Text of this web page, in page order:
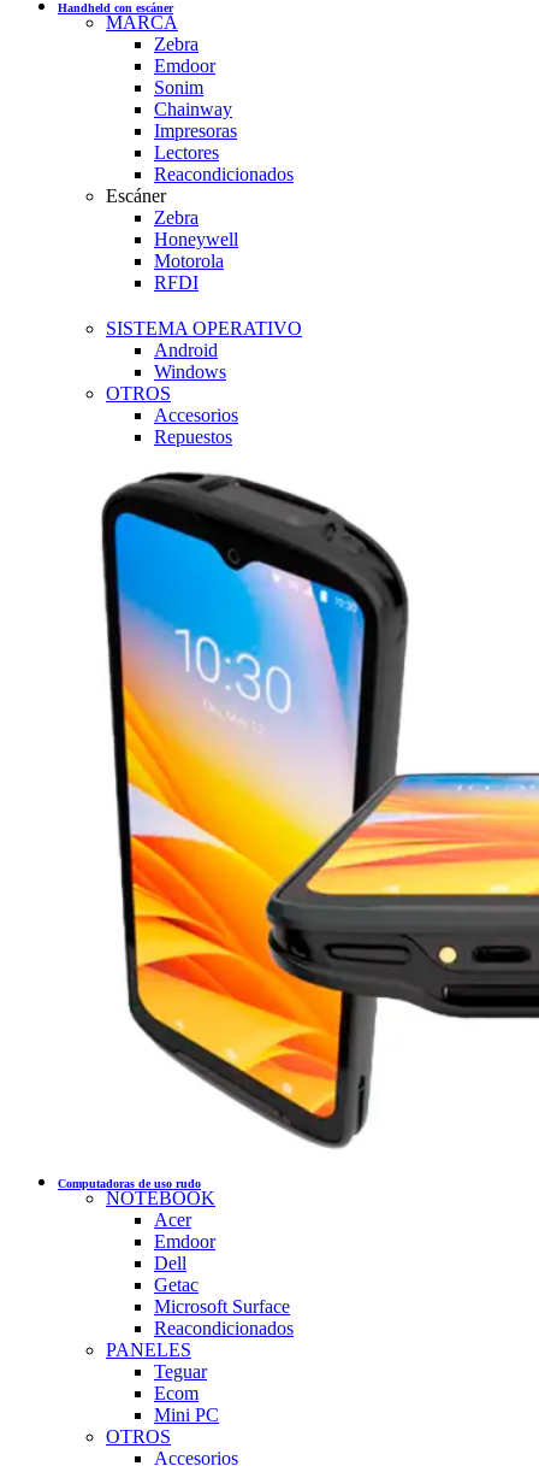
Handheld con escáner
MARCA
Zebra
Emdoor
Sonim
Chainway
Impresoras
Lectores
Reacondicionados
Escáner
Zebra
Honeywell
Motorola
RFDI
SISTEMA OPERATIVO
Android
Windows
OTROS
Accesorios
Repuestos
Computadoras de uso rudo
NOTEBOOK
Acer
Emdoor
Dell
Getac
Microsoft Surface
Reacondicionados
PANELES
Teguar
Ecom
Mini PC
OTROS
Accesorios